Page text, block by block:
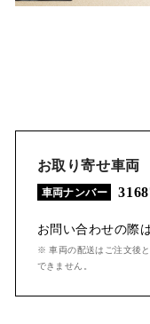
お取り寄せ車両
車両ナンバー
お問い合わせの際
※ 車両の配送はご注文後
できません。